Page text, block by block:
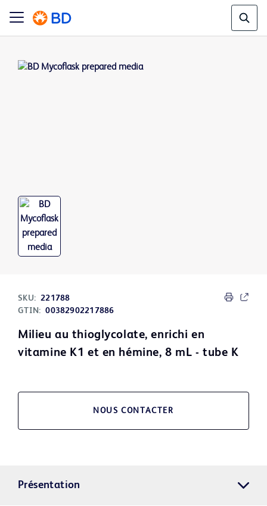
SKU: 221788
GTIN: 00382902217886
Milieu au thioglycolate, enrichi en
vitamine K1 et en hémine, 8 mL - tube K
NOUS CONTACTER
Présentation